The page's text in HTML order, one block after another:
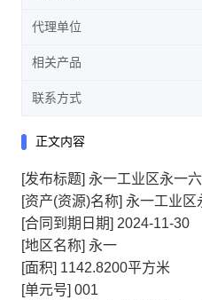
代理单位
相关产品
联系方式
正文内容
[发布标题] 永一工业区永一
[资产(资源)名称] 永一工业区
[合同到期日期] 2024-11-30
[地区名称] 永一
[面积] 1142.8200平方米
[单元号] 001